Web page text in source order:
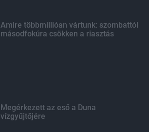
Amire többmillióan vártunk: szombattól
másodfokúra csökken a riasztás
Megérkezett az eső a Duna
vízgyűjtőjére